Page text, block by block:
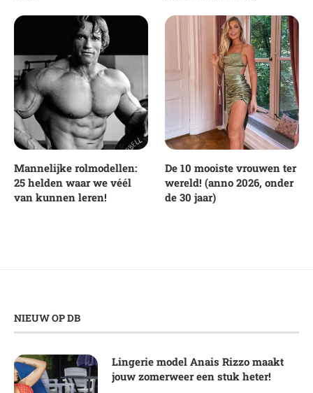
Mannelijke rolmodellen:
25 helden waar we véél
van kunnen leren!
De 10 mooiste vrouwen ter
wereld! (anno 2026, onder
de 30 jaar)
NIEUW OP DB
Lingerie model Anais Rizzo maakt
jouw zomerweer een stuk heter!